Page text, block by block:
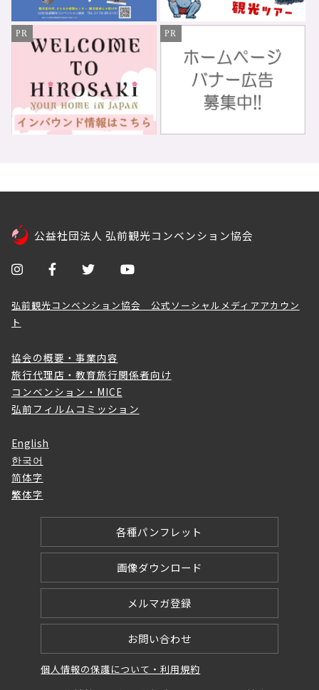
PR PR
公益社団法人 弘前観光コンベンション協会
弘前観光コンベンション協会 公式ソーシャルメディアアカウン
ト
協会の概要・事業内容
旅行代理店・教育旅行関係者向け
コンベンション・MICE
弘前フィルムコミッション
English
한국어
简体字
繁体字
各種パンフレット
画像ダウンロード
メルマガ登録
お問い合わせ
個人情報の保護について・利用規約